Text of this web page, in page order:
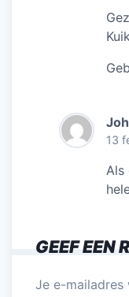
13
Als
GEEF EEN
Je e-